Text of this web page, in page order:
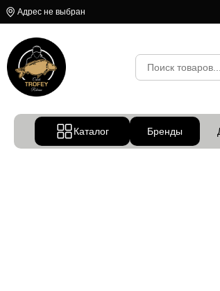
Адрес не выбран
Каталог Бренды